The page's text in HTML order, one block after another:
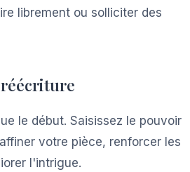
librement ou solliciter des
le début. Saisissez le pouvoir
votre pièce, renforcer les
l'intrigue.